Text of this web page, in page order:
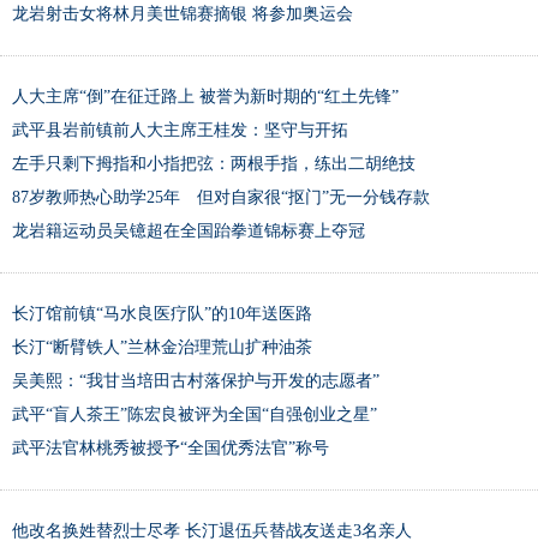
龙岩射击女将林月美世锦赛摘银 将参加奥运会
人大主席“倒”在征迁路上 被誉为新时期的“红土先锋”
武平县岩前镇前人大主席王桂发：坚守与开拓
左手只剩下拇指和小指把弦：两根手指，练出二胡绝技
87岁教师热心助学25年 但对自家很“抠门”无一分钱存款
龙岩籍运动员吴镱超在全国跆拳道锦标赛上夺冠
长汀馆前镇“马水良医疗队”的10年送医路
长汀“断臂铁人”兰林金治理荒山扩种油茶
吴美熙：“我甘当培田古村落保护与开发的志愿者”
武平“盲人茶王”陈宏良被评为全国“自强创业之星”
武平法官林桃秀被授予“全国优秀法官”称号
他改名换姓替烈士尽孝 长汀退伍兵替战友送走3名亲人